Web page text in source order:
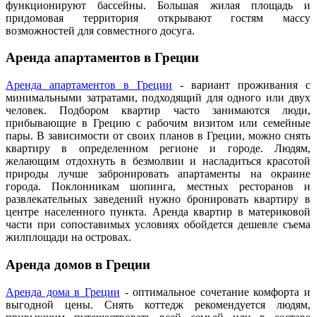
функционируют бассейны. Большая жилая площадь и
придомовая территория открывают гостям массу
возможностей для совместного досуга.
Аренда апартаментов в Греции
Аренда апартаментов в Греции - вариант проживания с
минимальными затратами, подходящий для одного или двух
человек. Подбором квартир часто занимаются люди,
прибывающие в Грецию с рабочим визитом или семейные
пары. В зависимости от своих планов в Греции, можно снять
квартиру в определенном регионе и городе. Людям,
желающим отдохнуть в безмолвии и насладиться красотой
природы лучше забронировать апартаменты на окраине
города. Поклонникам шопинга, местных ресторанов и
развлекательных заведений нужно бронировать квартиру в
центре населенного пункта. Аренда квартир в материковой
части при сопоставимых условиях обойдется дешевле съема
жилплощади на островах.
Аренда домов в Греции
Аренда дома в Греции - оптимальное сочетание комфорта и
выгодной цены. Снять коттедж рекомендуется людям,